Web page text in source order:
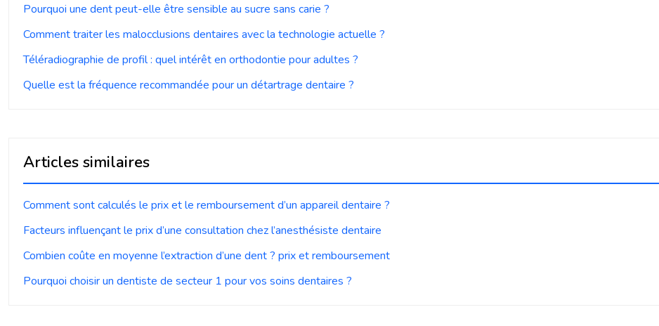
Pourquoi une dent peut-elle être sensible au sucre sans carie ?
Comment traiter les malocclusions dentaires avec la technologie actuelle ?
Téléradiographie de profil : quel intérêt en orthodontie pour adultes ?
Quelle est la fréquence recommandée pour un détartrage dentaire ?
Articles similaires
Comment sont calculés le prix et le remboursement d’un appareil dentaire ?
Facteurs influençant le prix d’une consultation chez l’anesthésiste dentaire
Combien coûte en moyenne l’extraction d’une dent ? prix et remboursement
Pourquoi choisir un dentiste de secteur 1 pour vos soins dentaires ?